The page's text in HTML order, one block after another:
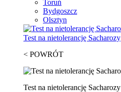
Toruń
Bydgoszcz
Olsztyn
Test na nietolerancję Sacharozy
< POWRÓT
Test na nietolerancję Sacharozy